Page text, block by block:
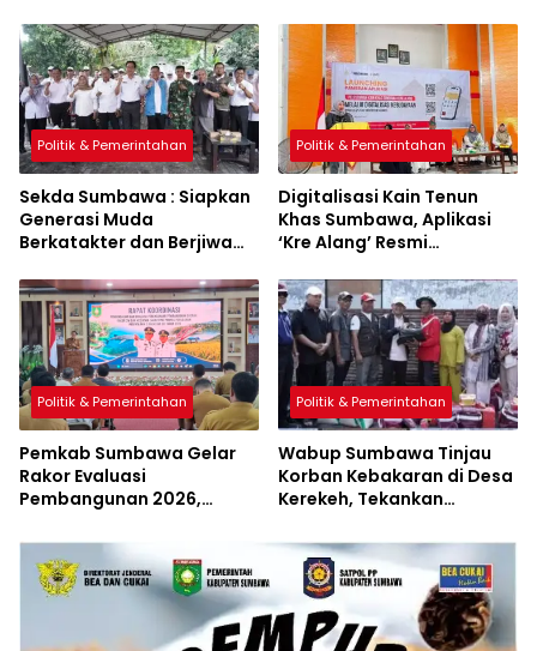
Politik & Pemerintahan
Sekda Sumbawa : Siapkan
Generasi Muda
Berkatakter dan Berjiwa
Politik & Pemerintahan
Digitalisasi Kain Tenun
Khas Sumbawa, Aplikasi
‘Kre Alang’ Resmi
Politik & Pemerintahan
Pemkab Sumbawa Gelar
Rakor Evaluasi
Pembangunan 2026,
Perubahan Resmi
Diluncurkan
Politik & Pemerintahan
Wabup Sumbawa Tinjau
Korban Kebakaran di Desa
Kerekeh, Tekankan